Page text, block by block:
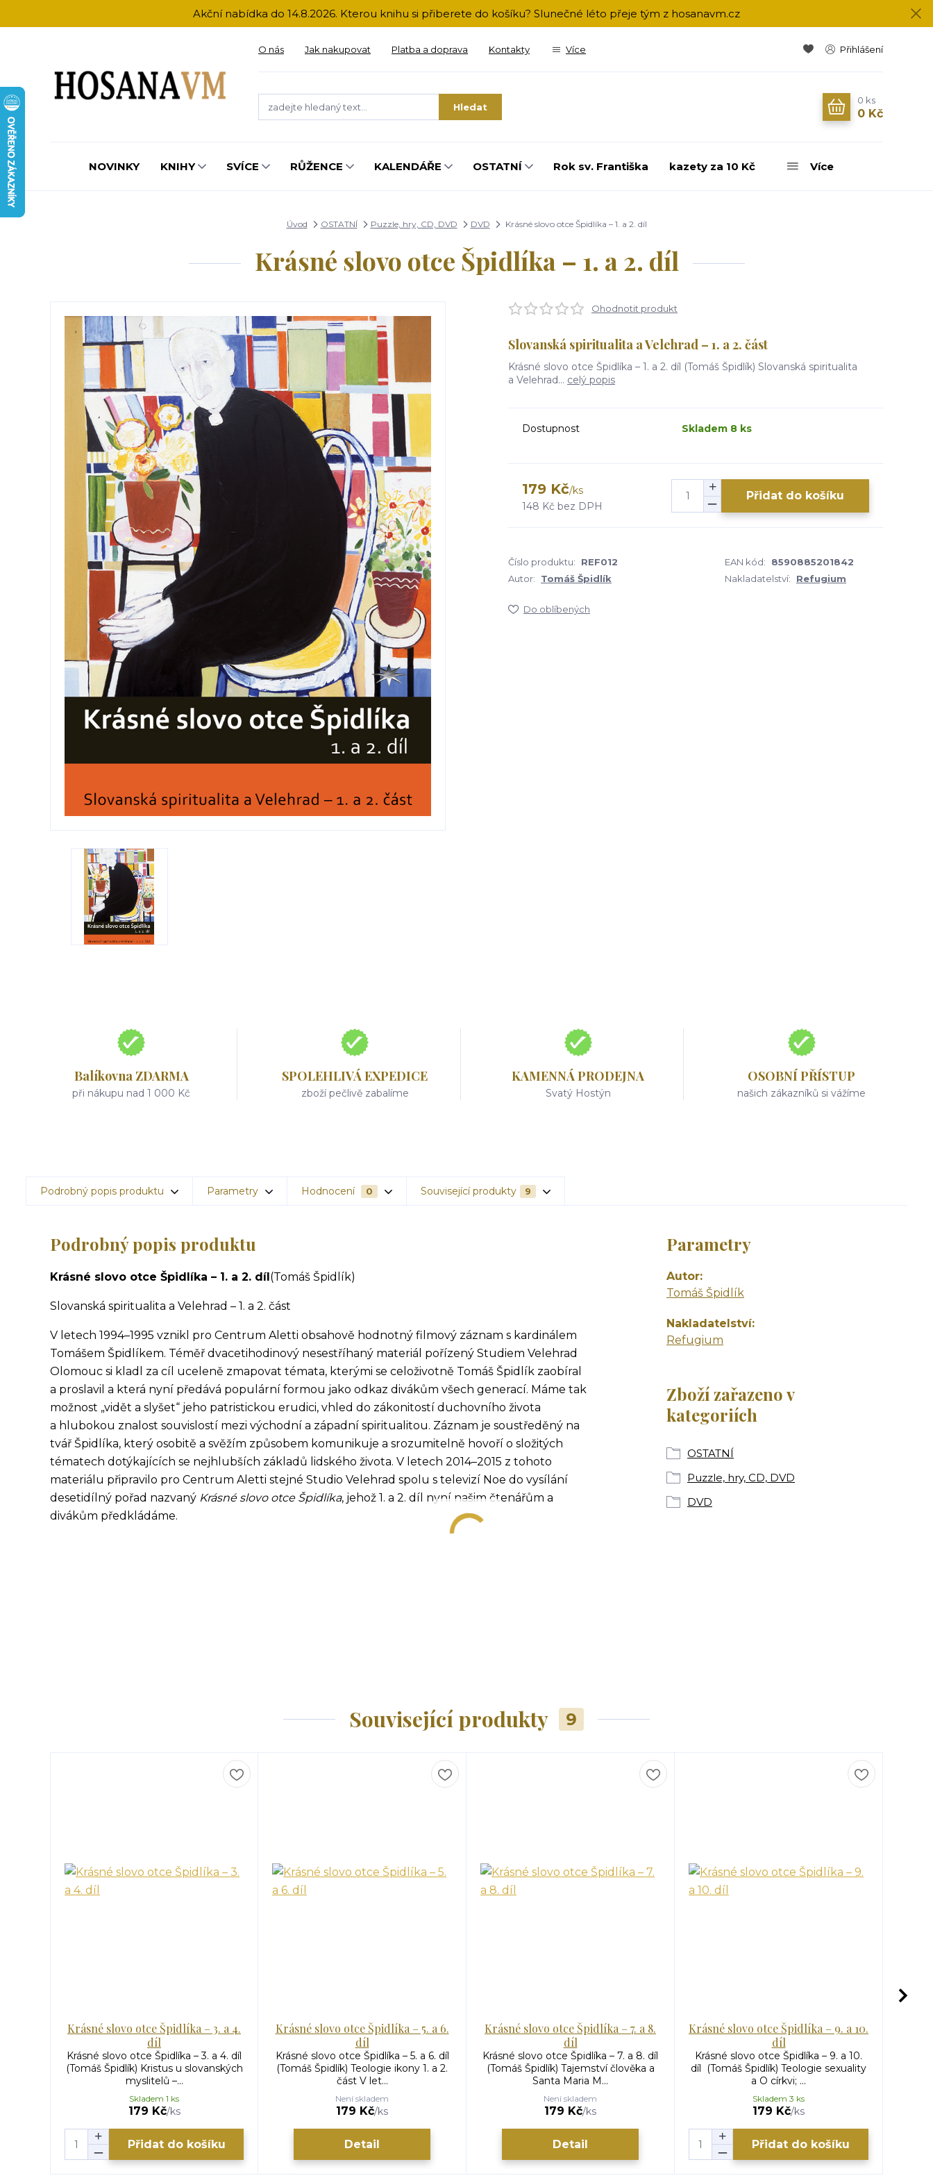
Akční nabídka do 14.8.2026. Kterou knihu si přiberete do košíku? Slunečné léto přeje tým z hosanavm.cz
O nás Jak nakupovat Platba a doprava Kontakty Více Přihlášení
Hledat
0 ks
0 Kč
NOVINKY KNIHY SVÍCE RŮŽENCE KALENDÁŘE OSTATNÍ Rok sv. Františka kazety za 10 Kč Více
Úvod OSTATNÍ Puzzle, hry, CD, DVD DVD Krásné slovo otce Špidlíka – 1. a 2. díl
Krásné slovo otce Špidlíka – 1. a 2. díl
Ohodnotit produkt
Slovanská spiritualita a Velehrad – 1. a 2. část
Krásné slovo otce Špidlíka – 1. a 2. díl (Tomáš Špidlík) Slovanská spiritualita
a Velehrad... celý popis
Dostupnost Skladem 8 ks
179 Kč/ks
148 Kč bez DPH
Přidat do košíku
Číslo produktu: REF012 EAN kód:
8590885201842
Autor:
Tomáš Špidlík Nakladatelství: Refugium
Do oblíbených
Balíkovna ZDARMA
při nákupu nad 1 000 Kč
SPOLEHLIVÁ EXPEDICE
zboží pečlivě zabalíme
KAMENNÁ PRODEJNA
Svatý Hostýn
OSOBNÍ PŘÍSTUP
našich zákazníků si vážíme
Podrobný popis produktu Parametry Hodnocení 0 Související produkty 9
Podrobný popis produktu
Krásné slovo otce Špidlíka – 1. a 2. díl (Tomáš Špidlík)
Slovanská spiritualita a Velehrad – 1. a 2. část
V letech 1994–1995 vznikl pro Centrum Aletti obsahově hodnotný filmový záznam s kardinálem
Tomášem Špidlíkem. Téměř dvacetihodinový nesestříhaný materiál pořízený Studiem Velehrad
Olomouc si kladl za cíl uceleně zmapovat témata, kterými se celoživotně Tomáš Špidlík zaobíral
a proslavil a která nyní předává populární formou jako odkaz divákům všech generací. Máme tak
možnost „vidět a slyšet“ jeho patristickou erudici, vhled do zákonitostí duchovního života
a hlubokou znalost souvislostí mezi východní a západní spiritualitou. Záznam je soustředěný na
tvář Špidlíka, který osobitě a svěžím způsobem komunikuje a srozumitelně hovoří o složitých
tématech dotýkajících se nejhlubších základů lidského života. V letech 2014–2015 z tohoto
materiálu připravilo pro Centrum Aletti stejné Studio Velehrad spolu s televizí Noe do vysílání
desetidílný pořad nazvaný Krásné slovo otce Špidlíka, jehož 1. a 2. díl nyní našim čtenářům a
divákům předkládáme.
Parametry
Autor
Tomáš Špidlík
Nakladatelství
Refugium
Zboží zařazeno v
kategoriích
OSTATNÍ
Puzzle, hry, CD, DVD
DVD
Související produkty 9
Krásné slovo otce Špidlíka – 3. a 4.
díl
Krásné slovo otce Špidlíka – 3. a 4. díl
(Tomáš Špidlík) Kristus u slovanských
myslitelů –...
179 Kč/ks
Skladem 1 ks
Přidat do košíku
Krásné slovo otce Špidlíka – 5. a 6.
díl
Krásné slovo otce Špidlíka – 5. a 6. díl
(Tomáš Špidlík) Teologie ikony 1. a 2.
část V let...
179 Kč/ks
Není skladem
Detail
Krásné slovo otce Špidlíka – 7. a 8.
díl
Krásné slovo otce Špidlíka – 7. a 8. díl
(Tomáš Špidlík) Tajemství člověka a
Santa Maria M...
179 Kč/ks
Není skladem
Detail
Krásné slovo otce Špidlíka – 9. a 10.
díl
Krásné slovo otce Špidlíka – 9. a 10.
díl (Tomáš Špidlík) Teologie sexuality
a O církvi; ...
179 Kč/ks
Skladem 3 ks
Přidat do košíku